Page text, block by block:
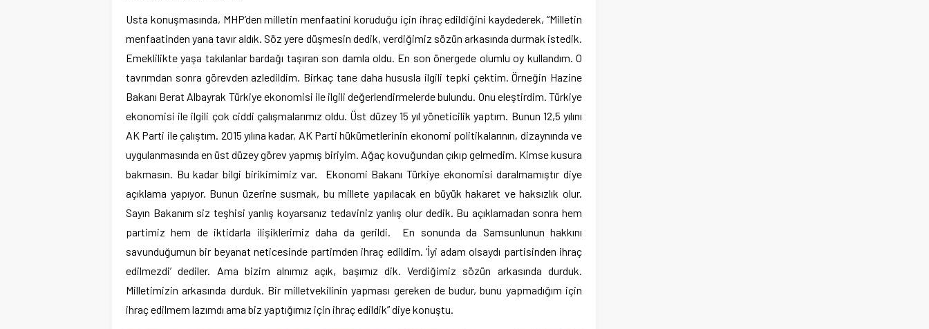
Usta konuşmasında, MHP’den milletin menfaatini koruduğu için ihraç edildiğini kaydederek, “Milletin
menfaatinden yana tavır aldık. Söz yere düşmesin dedik, verdiğimiz sözün arkasında durmak istedik.
Emeklilikte yaşa takılanlar bardağı taşıran son damla oldu. En son önergede olumlu oy kullandım. O
tavrımdan sonra görevden azledildim. Birkaç tane daha hususla ilgili tepki çektim. Örneğin Hazine
Bakanı Berat Albayrak Türkiye ekonomisi ile ilgili değerlendirmelerde bulundu. Onu eleştirdim. Türkiye
ekonomisi ile ilgili çok ciddi çalışmalarımız oldu. Üst düzey 15 yıl yöneticilik yaptım. Bunun 12,5 yılını
AK Parti ile çalıştım. 2015 yılına kadar, AK Parti hükümetlerinin ekonomi politikalarının, dizaynında ve
uygulanmasında en üst düzey görev yapmış biriyim. Ağaç kovuğundan çıkıp gelmedim. Kimse kusura
bakmasın. Bu kadar bilgi birikimimiz var. Ekonomi Bakanı Türkiye ekonomisi daralmamıştır diye
açıklama yapıyor. Bunun üzerine susmak, bu millete yapılacak en büyük hakaret ve haksızlık olur.
Sayın Bakanım siz teşhisi yanlış koyarsanız tedaviniz yanlış olur dedik. Bu açıklamadan sonra hem
partimiz hem de iktidarla ilişiklerimiz daha da gerildi. En sonunda da Samsunlunun hakkını
savunduğumun bir beyanat neticesinde partimden ihraç edildim. ‘İyi adam olsaydı partisinden ihraç
edilmezdi’ dediler. Ama bizim alnımız açık, başımız dik. Verdiğimiz sözün arkasında durduk.
Milletimizin arkasında durduk. Bir milletvekilinin yapması gereken de budur, bunu yapmadığım için
ihraç edilmem lazımdı ama biz yaptığımız için ihraç edildik” diye konuştu.